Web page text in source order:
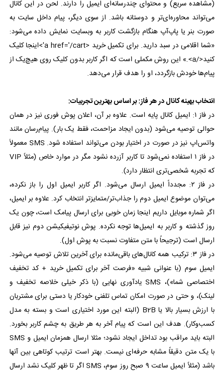
(مشاهده سریع) و محتوای چندرسانه‌ای ایمیل را دارند. لحن در این کانال
می‌تواند محاوره‌ای‌تر و دوستانه باشد. از سوی دیگر، پیام داخل سایت به
صورت بنر یا پاپ‌آپ هنگام بازگشت کاربر به وبسایت نمایش داده می‌شود:
«شما اقلامی در سبد دارید. برای تکمیل خرید <a href='/cart'>اینجا کلیک
کنید</a>.» این روش مکملی است که اگر کاربر بدون کلیک روی هیچ‌یک از
پیام‌ها خودش بازگردد، او را هدف قرار می‌دهد.
انتخاب بهینه کانال در هر فاز: بر اساس بهترین تجربیات:
در فاز ۱: ایمیل کانال پایه است. علاوه بر آن، اعلان پوش فوری نیز در همان
حوالی توصیه می‌شود (بدون ایجاد مزاحمت، فقط یک بار). پیام‌رسان مانند
واتس‌اپ نیز در صورت در اختیار بودن می‌تواند استفاده شود. SMS معمولاً
در فاز ۱ استفاده نمی‌شود تا کاربر آزرده نشود مگر در موارد خاص (مثلاً VIP
که تجربه شخصی‌تری انتظار دارد).
در فاز ۲: مجدداً ایمیل ارسال می‌شود. اگر کاربر ایمیل اول را باز نکرده،
می‌توان موضوع ایمیل دوم را جذاب‌تر/متمایزتر انتخاب کرد. علاوه بر ایمیل،
اگر شماره موبایل داریم اینجا زمان خوبی برای ارسال پیامک است، چون یک
روز گذشته و کاربر به ایمیل‌ها توجه نکرده. پوش نوتیفیکیشن دوم نیز قابل
ارسال است (ترجیحاً با متن متفاوت نسبت به پوش اول).
در فاز ۳: ترکیب همه کانال‌های باقی‌مانده برای آخرین تلاش توصیه می‌شود.
ایمیل سوم (با عنوانی شبیه «فرصت آخر برای تکمیل خرید + کد تخفیف
اختصاصی شما»)، SMS یادآوری نهایی (با ذکر خیلی خلاصه تخفیف و
لینک)، و حتی در صورت امکان تماس تلفنی خودکار یا دستی برای مشتریان
با ارزش بسیار بالا یا B2B (البته این مورد اختیاری است و بسته به مدل
کسب‌وکار). هدف این است که پیام آخر به هر طریق به چشم کاربر بخورد.
البته باید مراقب بود تداخل ایجاد نشود؛ مثلا ارسال همزمان ایمیل و SMS
با یک متن دقیقاً مشابه حرفه‌ای نیست. بهتر است ترتیب کوتاهی بین آنها
باشد (مثلاً ایمیل ساعت 9 صبح روز سوم، SMS اگر تا ظهر کلیک نشد ارسال